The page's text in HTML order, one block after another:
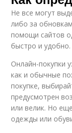
Не все могут
либо за
помощи сайтов
быстро и
Онлайн-покупки
как и обычные
покупке,
предусмотрен
или велик. Но
одежды или